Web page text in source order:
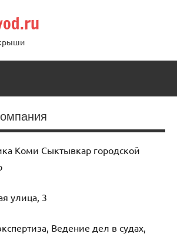
Коми Сыктывкар городской
улица, 3
Ведение дел в судах,